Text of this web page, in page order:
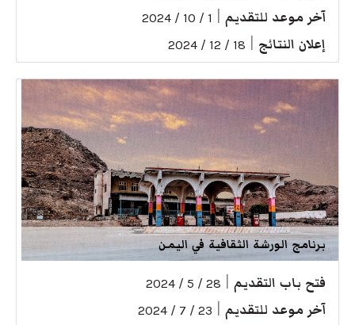
آخر موعد للتقديم 1 / 10 / 2024
إعلان النتائج 18 / 12 / 2024
برنامج الورشة الثقافية في اليمن
فتح باب التقديم 28 / 5 / 2024
آخر موعد للتقديم 23 / 7 / 2024